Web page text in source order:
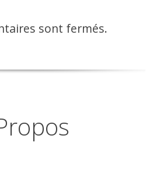
sont fermés.